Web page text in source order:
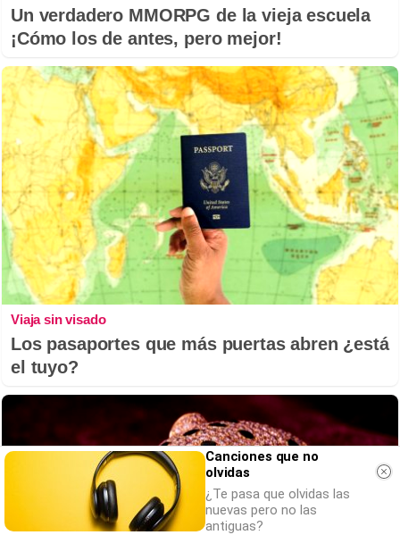
Un verdadero MMORPG de la vieja escuela
¡Cómo los de antes, pero mejor!
Viaja sin visado
Los pasaportes que más puertas abren ¿está
el tuyo?
Canciones que no
olvidas
¿Te pasa que olvidas las
nuevas pero no las
antiguas?